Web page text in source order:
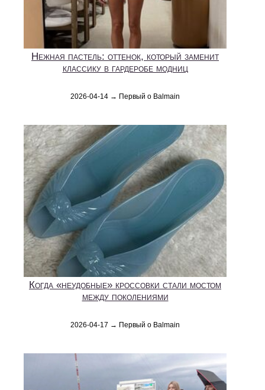
Нежная пастель: оттенок, который заменит
классику в гардеробе модниц
2026-04-14 → Первый о Balmain
Когда «неудобные» кроссовки стали мостом
между поколениями
2026-04-17 → Первый о Balmain